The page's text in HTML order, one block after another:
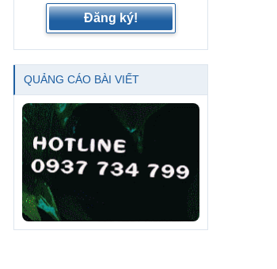
Đăng ký!
QUẢNG CÁO BÀI VIẾT